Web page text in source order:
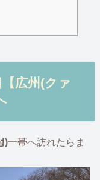
広州(クァ
)一帯へ訪れたらま